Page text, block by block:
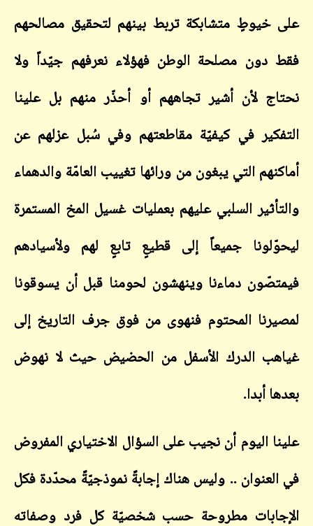
على خيوطٍ متشابكة تربط بينهم لتحقيق مصالحهم
فقط دون مصلحة الوطن فهؤلاء نعرفهم جيّداً ولا
نحتاج لأن أشير تجاههم أو أحذّر منهم بل علينا
التفكير في كيفيّة مقاطعتهم وفي سُبل عزلهم عن
أماكنهم التي يبغون من ورائها تغييب العامّة والدهماء
والتأثير السلبي عليهم بعمليات غسيل المخ المستمرة
ليحوّلونا جميعاً إلى قطيعٍ تابعٍ لهم ولأسيادهم
فيمتصّون دماءنا وينهشون لحومنا قبل أن يسوقونا
لمصيرنا المحتوم فنهوى من فوق جرف التاريخ إلى
غياهب الدرك الأسفل من الحضيض حيث لا نهوض
بعدها أبدا.
علينا اليوم أن نجيب على السؤال الاختياري المفروض
في العنوان .. وليس هناك إجابةً نموذجيّةً محدّدة فكل
الإجابات مطروحة حسب شخصيّة كل فرد وصفاته